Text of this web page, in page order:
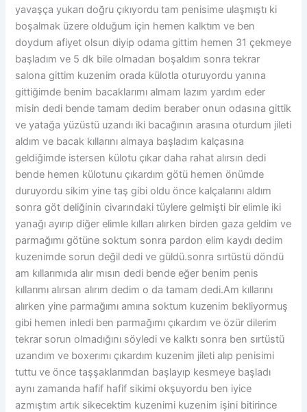
yavaşça yukarı doğru çıkıyordu tam penisime ulaşmıştı ki
boşalmak üzere olduğum için hemen kalktım ve ben
doydum afiyet olsun diyip odama gittim hemen 31 çekmeye
başladım ve 5 dk bile olmadan boşaldım sonra tekrar
salona gittim kuzenim orada külotla oturuyordu yanına
gittiğimde benim bacaklarımı almam lazım yardım eder
misin dedi bende tamam dedim beraber onun odasına gittik
ve yatağa yüzüstü uzandı iki bacağının arasına oturdum jileti
aldım ve bacak kıllarını almaya başladım kalçasına
geldiğimde istersen külotu çıkar daha rahat alırsın dedi
bende hemen külotunu çıkardım götü hemen önümde
duruyordu sikim yine taş gibi oldu önce kalçalarını aldım
sonra göt deliğinin civarındaki tüylere gelmişti bir elimle iki
yanağı ayırıp diğer elimle kılları alırken birden gaza geldim ve
parmağımı götüne soktum sonra pardon elim kaydı dedim
kuzenimde sorun değil dedi ve güldü.sonra sırtüstü döndü
am kıllarımıda alır mısın dedi bende eğer benim penis
kıllarımı alırsan alırım dedim o da tamam dedi.Am kıllarını
alırken yine parmağımı amına soktum kuzenim bekliyormuş
gibi hemen inledi ben parmağımı çıkardım ve özür dilerim
tekrar sorun olmadığını söyledi ve kalktı sonra ben sırtüstü
uzandım ve boxerımı çıkardım kuzenim jileti alıp penisimi
tuttu ve önce taşşaklarımdan başlayıp kesmeye başladı
aynı zamanda hafif hafif sikimi okşuyordu ben iyice
azmıştım artık sikecektim kuzenimi kuzenim işini bitirince